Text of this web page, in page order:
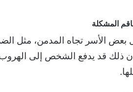
المشكلة
بعض الأسر تجاه المدمن، مثل
ذلك قد يدفع الشخص إلى الهروب